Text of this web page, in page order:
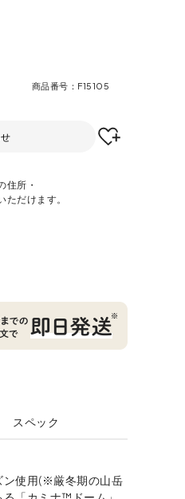
商品番号 F15105
住所・
だけます。
スペック
ン使用(※厳冬期の山岳